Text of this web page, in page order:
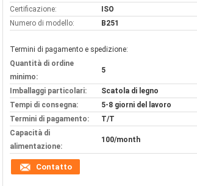
Certificazione:
ISO
Numero di modello:
B251
Termini di pagamento e spedizione:
Quantità di ordine
minimo:
5
Imballaggi particolari:
Scatola di legno
Tempi di consegna:
5-8 giorni del lavoro
Termini di pagamento:
T/T
Capacità di
alimentazione:
100/month
Contatto